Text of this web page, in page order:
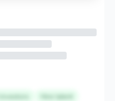
Hire talent